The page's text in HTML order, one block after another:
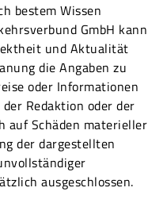
bestem Wissen
GmbH kann
und Aktualität
die Angaben zu
oder Informationen
Redaktion oder der
auf Schäden materieller
der dargestellten
ausgeschlossen.